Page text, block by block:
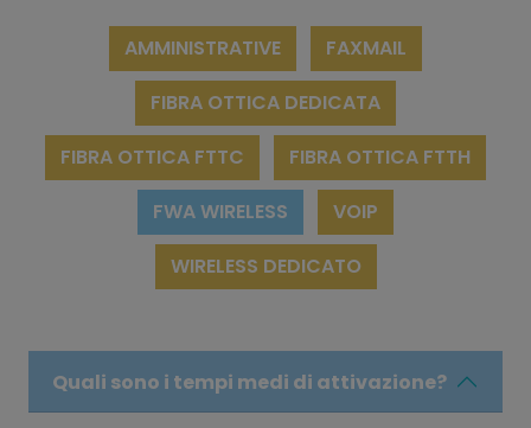
AMMINISTRATIVE
FAXMAIL
FIBRA OTTICA DEDICATA
FIBRA OTTICA FTTC
FIBRA OTTICA FTTH
FWA WIRELESS
VOIP
WIRELESS DEDICATO
Quali sono i tempi medi di attivazione?